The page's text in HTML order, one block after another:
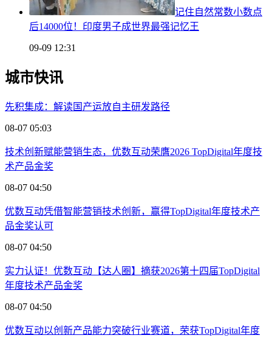
记住自然常数小数点
后14000位！印度男子成世界最强记忆王
09-09 12:31
城市快讯
先积集成：解读国产运放自主研发路径
08-07 05:03
技术创新赋能营销生态，优数互动荣膺2026 TopDigital年度技
术产品金奖
08-07 04:50
优数互动凭借智能营销技术创新，赢得TopDigital年度技术产
品金奖认可
08-07 04:50
实力认证！优数互动【达人圈】摘获2026第十四届TopDigital
年度技术产品金奖
08-07 04:50
优数互动以创新产品能力突破行业赛道，荣获TopDigital年度